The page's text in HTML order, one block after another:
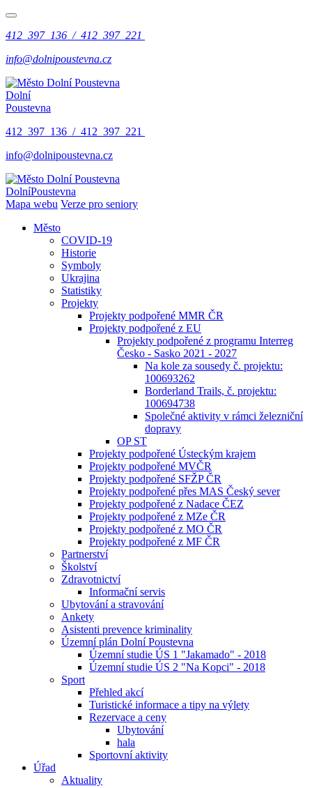
412 397 136 / 412 397 221
info@dolnipoustevna.cz
Dolní
Poustevna
412 397 136 / 412 397 221
info@dolnipoustevna.cz
DolníPoustevna
Mapa webu Verze pro seniory
Město
COVID-19
Historie
Symboly
Ukrajina
Statistiky
Projekty
Projekty podpořené MMR ČR
Projekty podpořené z EU
Projekty podpořené z programu Interreg
Česko - Sasko 2021 - 2027
Na kole za sousedy č. projektu:
100693262
Borderland Trails, č. projektu:
100694738
Společné aktivity v rámci železniční
dopravy
OP ST
Projekty podpořené Ústeckým krajem
Projekty podpořené MVČR
Projekty podpořené SFŽP ČR
Projekty podpořené přes MAS Český sever
Projekty podpořené z Nadace ČEZ
Projekty podpořené z MZe ČR
Projekty podpořené z MO ČR
Projekty podpořené z MF ČR
Partnerství
Školství
Zdravotnictví
Informační servis
Ubytování a stravování
Ankety
Asistenti prevence kriminality
Územní plán Dolní Poustevna
Územní studie ÚS 1 "Jakamado" - 2018
Územní studie ÚS 2 "Na Kopci" - 2018
Sport
Přehled akcí
Turistické informace a tipy na výlety
Rezervace a ceny
Ubytování
hala
Sportovní aktivity
Úřad
Aktuality